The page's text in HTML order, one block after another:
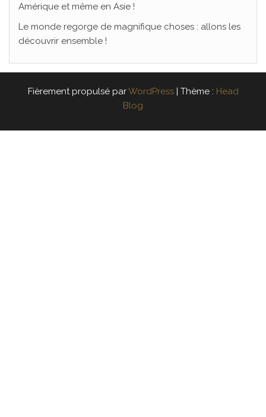
Amérique et même en Asie !
Le monde regorge de magnifique choses : allons les
découvrir ensemble !
Fièrement propulsé parWordPress | Thème : Head
Blog